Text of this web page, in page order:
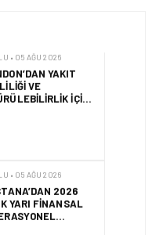
2026
YARI FINANSAL
SABIHA
PAZAR PAYI
FINANSAL
NASIL